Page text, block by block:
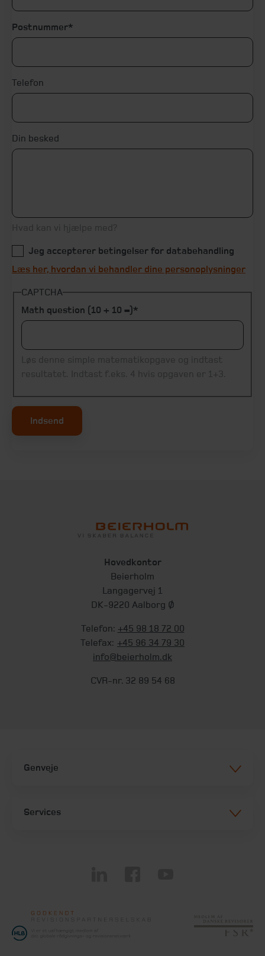
Postnummer
Telefon
Din besked
Hvad kan vi hjælpe med?
Jeg accepterer betingelser for databehandling
Læs her, hvordan vi behandler dine personoplysninger
CAPTCHA
Math question (10 + 10 =)
Løs denne simple matematikopgave og indtast
resultatet. Indtast f.eks. 4 hvis opgaven er 1+3.
Indsend
Hovedkontor
Beierholm
Langagervej 1
DK-9220 Aalborg Ø
Telefon: +45 98 18 72 00
Telefax: +45 96 34 79 30
info@beierholm.dk
CVR-nr. 32 89 54 68
Genveje
Services